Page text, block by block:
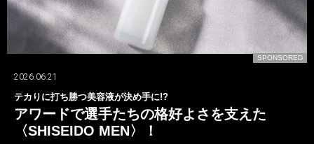
SPONSORED
2026.06.21
テカりに打ち勝つ美容液が決め手に!?
アワードで選手たちの格好よさを支えた
〈SHISEIDO MEN〉！